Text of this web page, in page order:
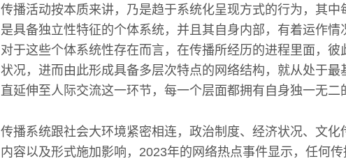
传播活动按本质来讲，乃是趋于系统化呈现方式的行为，其
是具备独立性特征的个体系统，并且其自身内部，有着运作情
对于这些个体系统性存在而言，在传播所经历的进程里面，
状况，进而由此形成具备多层次特点的网络结构，就从处于
直延伸至人际交流这一环节，每一个层面都拥有自身独一无二
传播系统跟社会大环境紧密相连，政治制度、经济状况、文
内容以及形式施加影响，2023年的网络热点事件显示，任何